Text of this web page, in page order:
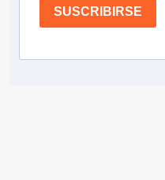
SUSCRIBIRSE